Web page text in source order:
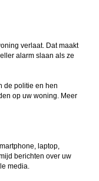
verlaat. Dat maakt
alarm slaan als ze
de politie en hen
op uw woning. Meer
laptop,
berichten over uw
media.